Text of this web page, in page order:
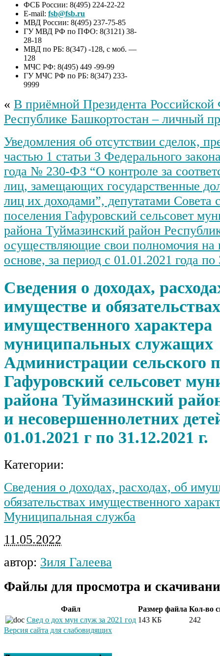
ФСБ России: 8(495) 224-22-22
E-mail: fsb@fsb.ru
МВД России: 8(495) 237-75-85
ГУ МВД РФ по ПФО: 8(3121) 38-
28-18
МВД по РБ: 8(347) -128, с моб. —
128
МЧС РФ: 8(495) 449 -99-99
ГУ МЧС РФ по РБ: 8(347) 233-
9999
« В приёмной Президента Российской
Республике Башкортостан – личный
Уведомления об отсутствии сделок,
частью 1 статьи 3 Федерального
года № 230-ФЗ “О контроле за
лиц, замещающих государственные
лиц их доходами”, депутатами Совета
поселения Гафуровский сельсовет
района Туймазинский район
осуществляющие свои полномочия на
основе, за период с 01.01.2021 года по
Сведения о доходах,
имуществе и обязательствах
имущественного характера
муниципальных служащих
Администрации сельского
Гафуровский сельсовет
района Туймазинский
и несовершеннолетних
01.01.2021 г по 31.12.2021 г.
Категории:
Сведения о доходах, расходах, об
обязательствах имущественного
Муниципальная служба
11.05.2022
автор: Зиля Галеева
Файлы для просмотра и
Файл Размер файла Кол-во
Свед о дох мун служ за 2021 год 143 КБ
242
Версия сайта для слабовидящих